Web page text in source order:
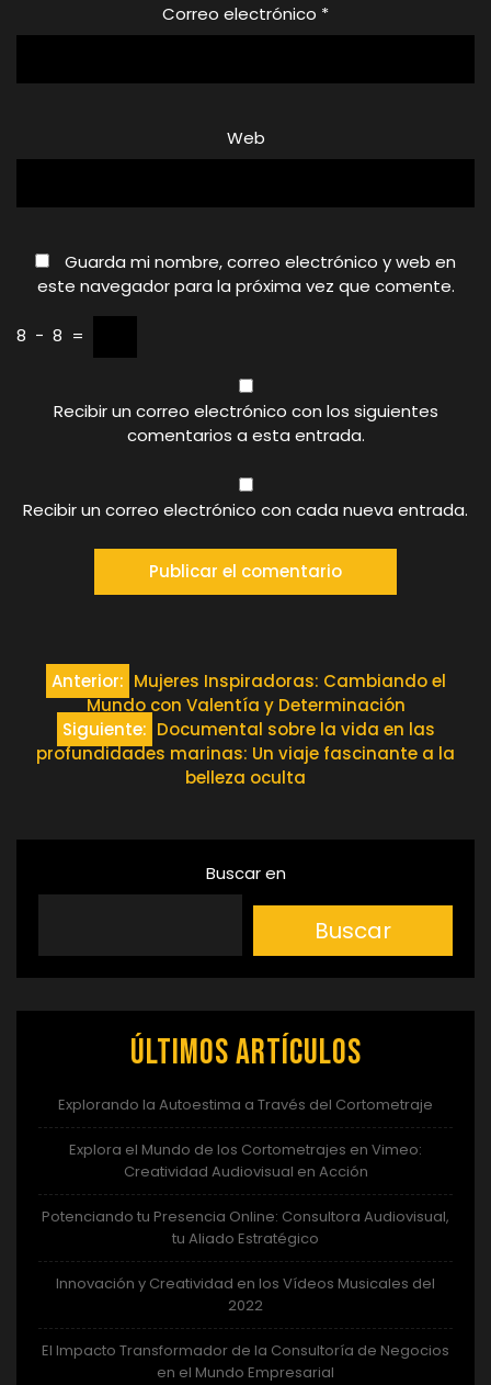
Correo electrónico *
Web
Guarda mi nombre, correo electrónico y web en
este navegador para la próxima vez que comente.
8 − 8 =
Recibir un correo electrónico con los siguientes
comentarios a esta entrada.
Recibir un correo electrónico con cada nueva entrada.
Navegación
entradas
Anterior: Mujeres Inspiradoras: Cambiando el
Mundo con Valentía y Determinación
Siguiente: Documental sobre la vida en las
profundidades marinas: Un viaje fascinante a la
belleza oculta
Buscar en
Buscar
Últimos artículos
Explorando la Autoestima a Través del Cortometraje
Explora el Mundo de los Cortometrajes en Vimeo:
Creatividad Audiovisual en Acción
Potenciando tu Presencia Online: Consultora Audiovisual,
tu Aliado Estratégico
Innovación y Creatividad en los Vídeos Musicales del
2022
El Impacto Transformador de la Consultoría de Negocios
en el Mundo Empresarial